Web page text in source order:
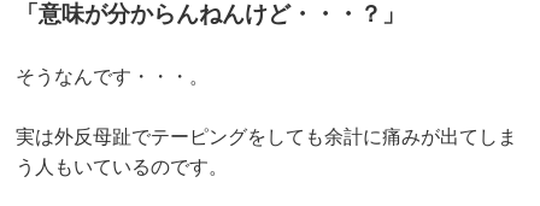
「意味が分からんねんけど・・・？」
そうなんです・・・。
実は外反母趾でテーピングをしても余計に痛みが出てしま
う人もいているのです。